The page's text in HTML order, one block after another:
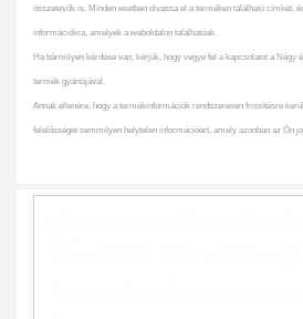
összetevők is. Minden esetben olvassa el a terméken található címkét,
információkra, amelyek a weboldalon találhatóak.
Ha bármilyen kérdése van, kérjük, hogy vegye fel a kapcsolatot a Négy
termék gyártójával.
Annak ellenére, hogy a termékinformációk rendszeresen frissítésre
felelősséget semmilyen helytelen információért, amely azonban az Ön